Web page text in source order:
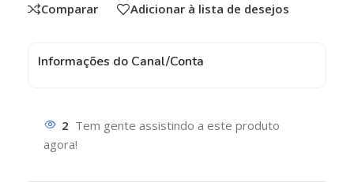
Comparar Adicionar à lista de desejos
Informações do Canal/Conta
2 Tem gente assistindo a este produto
agora!